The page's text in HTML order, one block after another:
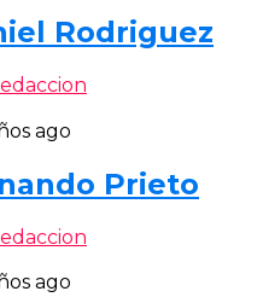
Rodriguez
ago
Prieto
ago